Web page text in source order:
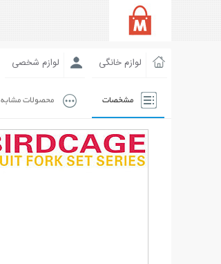
لوازم خانگی لوازم شخصی
مشخصات محصولات مشابه